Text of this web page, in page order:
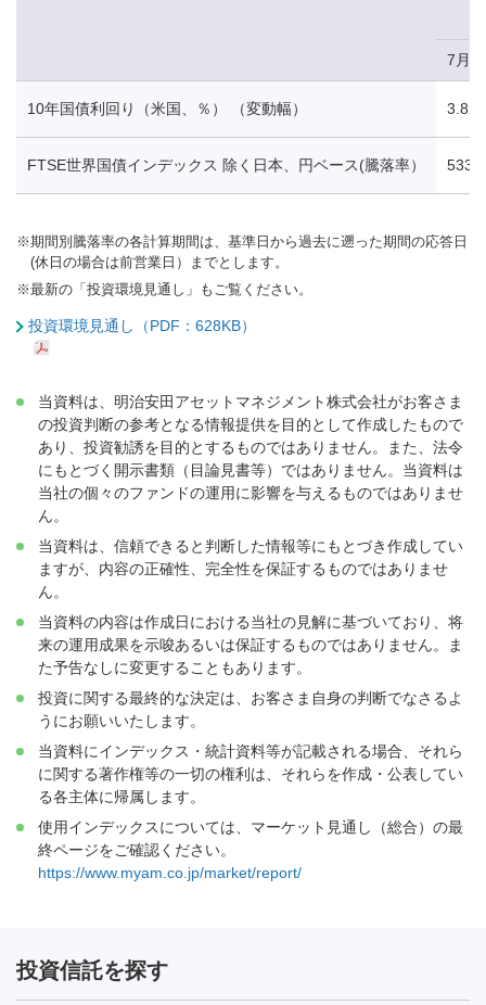
7月
10年国債利回り（米国、％） （変動幅） 3.82
FTSE世界国債インデックス 除く日本、円ベース(騰落率）
※期間別騰落率の各計算期間は、基準日から過去に遡った期間の応答日
(休日の場合は前営業日）までとします。
※最新の「投資環境見通し」もご覧ください。
投資環境見通し（PDF：628KB）
当資料は、明治安田アセットマネジメント株式会社がお客さま
の投資判断の参考となる情報提供を目的として作成したもので
あり、投資勧誘を目的とするものではありません。また、法令
にもとづく開示書類（目論見書等）ではありません。当資料は
当社の個々のファンドの運用に影響を与えるものではありませ
ん。
当資料は、信頼できると判断した情報等にもとづき作成してい
ますが、内容の正確性、完全性を保証するものではありませ
ん。
当資料の内容は作成日における当社の見解に基づいており、将
来の運用成果を示唆あるいは保証するものではありません。ま
た予告なしに変更することもあります。
投資に関する最終的な決定は、お客さま自身の判断でなさるよ
うにお願いいたします。
当資料にインデックス・統計資料等が記載される場合、それら
に関する著作権等の一切の権利は、それらを作成・公表してい
る各主体に帰属します。
使用インデックスについては、マーケット見通し（総合）の最
終ページをご確認ください。
https://www.myam.co.jp/market/report/
投資信託を探す